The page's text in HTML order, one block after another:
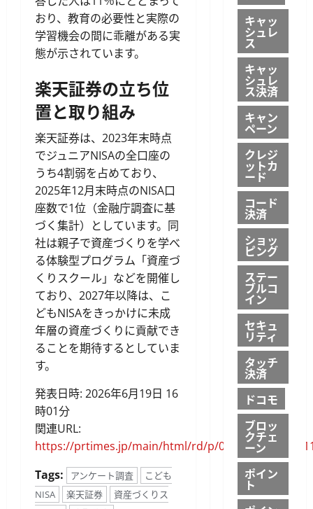
おり、教育の必要性と実際の
学習機会の間に乖離がある実
態が示されています。
楽天証券の立ち位
置と取り組み
楽天証券は、2023年末時点
でジュニアNISAの全口座の
うち4割弱を占めており、
2025年12月末時点のNISA口
座数で1位（金融庁調査に基
づく集計）としています。同
社は親子で資産づくりを学べ
る体験型プログラム「資産づ
くりスクール」などを開催し
ており、2027年以降は、こ
どもNISAをきっかけに未成
年層の資産づくりに貢献でき
ることを期待するとしていま
す。
発表日時: 2026年6月19日 16
時01分
関連URL:
https://prtimes.jp/main/html/rd/p/
Tags:
アンケート調査
こども
NISA
楽天証券
資産づくりス
キャッ
シュレ
ス
キャッ
シュレ
ス決済
キャン
ペーン
クレジ
ットカ
ード
コード
決済
ショッ
ピング
ステー
ブルコ
イン
セキュ
リティ
タッチ
決済
ドコモ
ブロッ
クチェ
ーン
ポイン
ト